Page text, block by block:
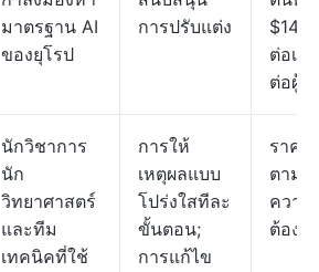
มาตรฐาน AI
ของยุโรป
การปรับแต่ง
ต่อเดื
ต่อผู้ใ
นักวิชาการ
นัก
วิทยาศาสตร์
และทีม
เทคนิคที่ใช้
การให้
เหตุผลแบบ
โปร่งใสทีละ
ขั้นตอน;
การแก้ไข
ราคา
ตาม
ความ
ต้องก